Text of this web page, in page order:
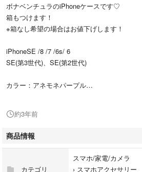
ボナベンチュラのiPhoneケースです♡
箱もつけます！
※箱なし希望の場合はお値下げします！
iPhoneSE /8 /7 /6s/ 6
SE(第3世代)、SE(第2世代)
カラー：アネモネパープル
公式オンラインで購入しました。
カードを入れられるポケットがついています。
スマホを買い替えたため出品します。
約3年前
商品情報
カテゴリ
スマホ/家電/カメラ
› スマホアクセサリー